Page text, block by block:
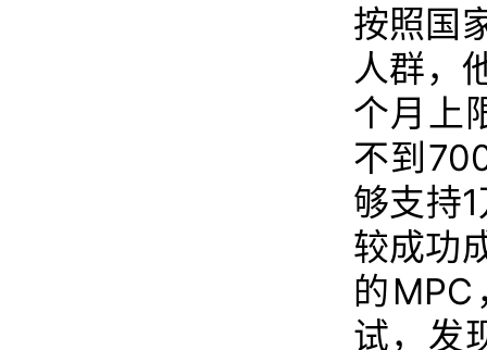
按照国
人群，
个月上
不到
够支持
较成功
的
试，发